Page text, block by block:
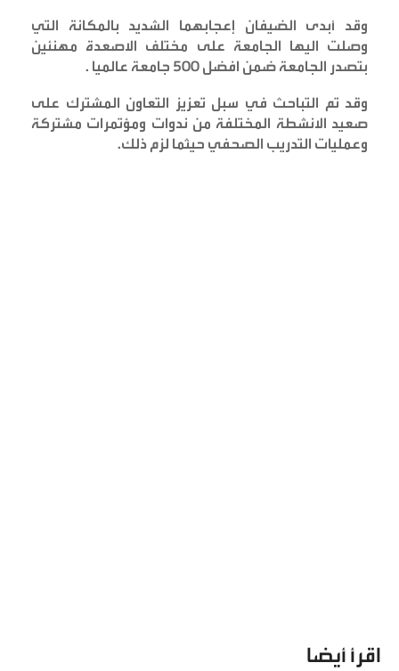
وقد أبدى الضيفان إعجابهما الشديد بالمكانة التي
وصلت اليها الجامعة على مختلف الاصعدة مهنئين
بتصدر الجامعة ضمن افضل 500 جامعة عالميا
.
وقد تم التباحث في سبل تعزيز التعاون المشترك على
صعيد الانشطة المختلفة من ندوات ومؤتمرات مشتركة
وعمليات التدريب الصحفي حيثما لزم ذلك.
اقرأ أيضا